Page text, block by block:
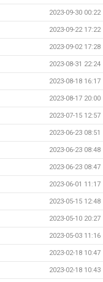
2023-09-30 00:22
2023-09-22 17:22
2023-09-02 17:28
2023-08-31 22:24
2023-08-18 16:17
2023-08-17 20:00
2023-07-15 12:57
2023-06-23 08:51
2023-06-23 08:48
2023-06-23 08:47
2023-06-01 11:17
2023-05-15 12:48
2023-05-10 20:27
2023-05-03 11:16
2023-02-18 10:47
2023-02-18 10:43